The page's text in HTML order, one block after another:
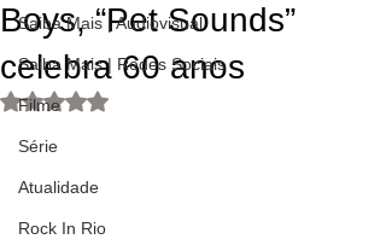
Saiba Mais | Audiovisual
Saiba Mais | Redes Sociais
Filme
Série
Atualidade
Rock In Rio
Boys, “Pet Sounds”
celebra 60 anos
Avaliado com NaN de 5 estrelas.